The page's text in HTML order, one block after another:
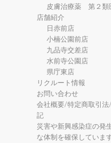
皮膚治療薬 第２類
店舗紹介
日赤前店
小楠公園前店
九品寺交差店
水前寺公園店
県庁東店
リクルート情報
お問い合わせ
会社概要/特定商取引
記
災害や新興感染症の発
な体制を確保していま